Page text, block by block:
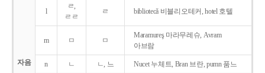
자음
l
ㄹ,
ㄹㄹ
ㄹ bibliotecǎ 비블리오테커, hotel 호텔
m ㅁ ㅁ
Maramureş 마라무레슈, Avram
아브람
n ㄴ ㄴ, 느 Nucet 누체트, Bran 브란, pumn 품느